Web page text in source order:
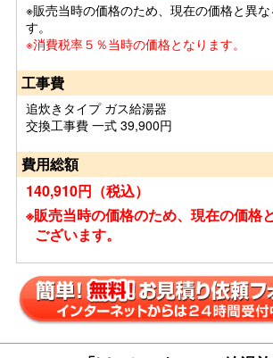
※販売当時の価格のため、現在の価格と異
す。
※消費税率５％当時の価格となります。
工事費
追炊きタイプ ガス給湯器
交換工事費 一式 39,900円
費用総額
140,910円（税込）
※販売当時の価格のため、現在の価格
ございます。